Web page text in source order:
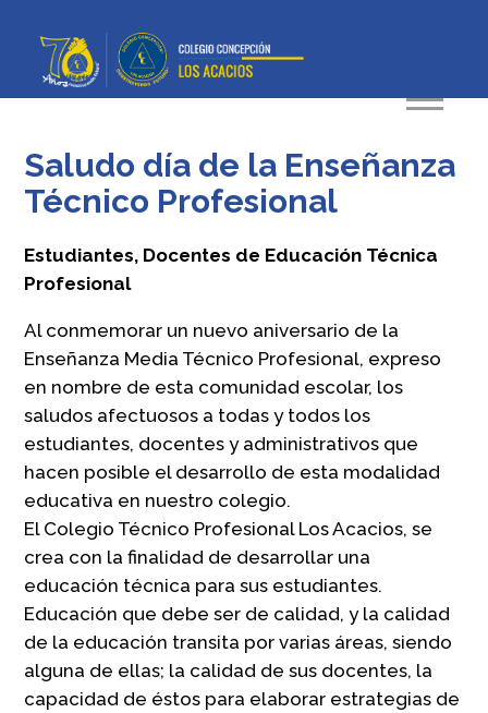
Saludo día de la Enseñanza
Técnico Profesional
Estudiantes, Docentes de Educación Técnica
Profesional
Al conmemorar un nuevo aniversario de la
Enseñanza Media Técnico Profesional, expreso
en nombre de esta comunidad escolar, los
saludos afectuosos a todas y todos los
estudiantes, docentes y administrativos que
hacen posible el desarrollo de esta modalidad
educativa en nuestro colegio.
El Colegio Técnico Profesional Los Acacios, se
crea con la finalidad de desarrollar una
educación técnica para sus estudiantes.
Educación que debe ser de calidad, y la calidad
de la educación transita por varias áreas, siendo
alguna de ellas; la calidad de sus docentes, la
capacidad de éstos para elaborar estrategias de